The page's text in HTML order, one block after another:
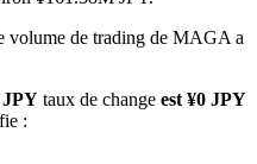
métaux précieux et matières
volume de trading de MAGA a
taux de change est ¥0 JPY
: